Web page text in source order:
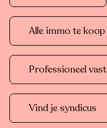
Alle immo te koop
Professioneel
Vind je syndicus